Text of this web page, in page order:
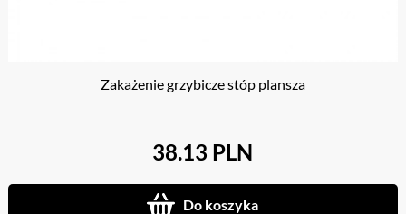
Zakażenie grzybicze stóp plansza
38.13 PLN
Do koszyka